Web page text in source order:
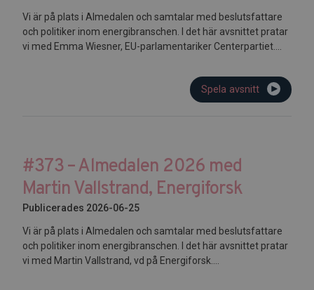
Vi är på plats i Almedalen och samtalar med beslutsfattare
och politiker inom energibranschen. I det här avsnittet pratar
vi med Emma Wiesner, EU-parlamentariker Centerpartiet....
Spela avsnitt
#373 – Almedalen 2026 med
Martin Vallstrand, Energiforsk
Publicerades 2026-06-25
Vi är på plats i Almedalen och samtalar med beslutsfattare
och politiker inom energibranschen. I det här avsnittet pratar
vi med Martin Vallstrand, vd på Energiforsk....